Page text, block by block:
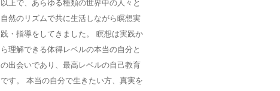
以上で、あらゆる種類の世界中の人々と
自然のリズムで共に生活しながら瞑想実
践・指導をしてきました。 瞑想は実践か
ら理解できる体得レベルの本当の自分と
の出会いであり、最高レベルの自己教育
です。 本当の自分で生きたい方、真実を